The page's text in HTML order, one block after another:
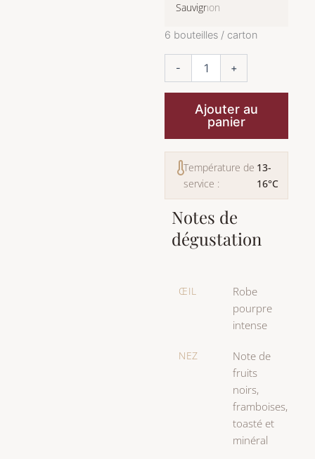
Sauvignon
6 bouteilles / carton
-
quantité
+
Ajouter au
panier
Température de
service :
13-
16°C
Notes de
dégustation
ŒIL
Robe
pourpre
intense
NEZ
Note de
fruits
noirs,
framboises,
toasté et
minéral